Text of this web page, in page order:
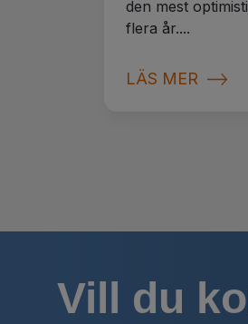
den mest
flera år....
LÄS MER
Vill du